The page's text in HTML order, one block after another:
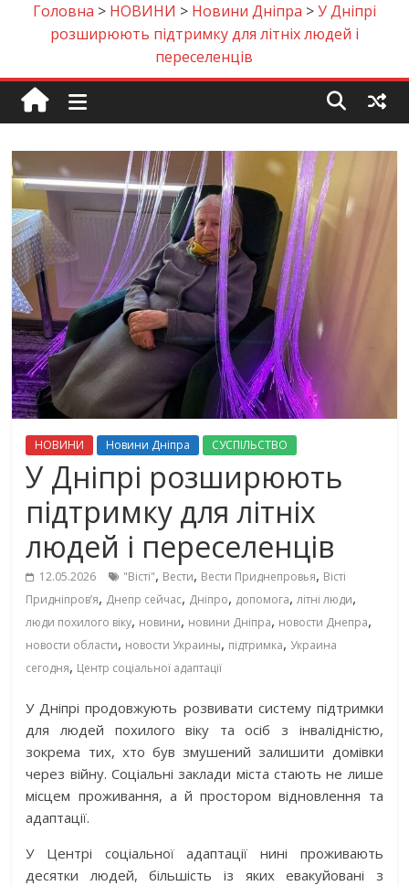
Головна > НОВИНИ > Новини Дніпра >У Дніпрі
розширюють підтримку для літніх людей і
переселенців
НОВИНИ Новини Дніпра СУСПІЛЬСТВО
У Дніпрі розширюють
підтримку для літніх
людей і переселенців
12.05.2026 "Вісті", Вести, Вести Приднепровья, Вісті
Придніпровʼя, Днепр сейчас, Дніпро, допомога,літні люди,
люди похилого віку, новини, новини Дніпра, новости Днепра,
новости области, новости Украины, підтримка, Украина
сегодня, Центр соціальної адаптації
У Дніпрі продовжують розвивати систему підтримки
для людей похилого віку та осіб з інвалідністю,
зокрема тих, хто був змушений залишити домівки
через війну. Соціальні заклади міста стають не лише
місцем проживання, а й простором відновлення та
адаптації.
У Центрі соціальної адаптації нині проживають
десятки людей, більшість із яких евакуйовані з